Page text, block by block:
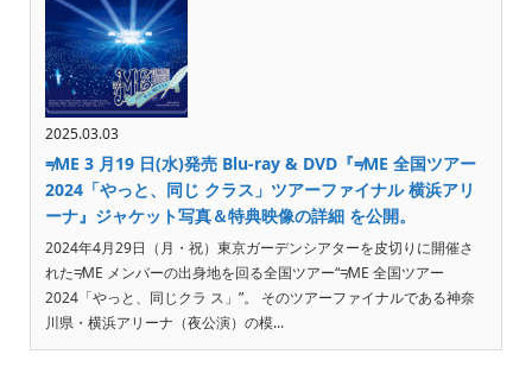
2025.03.03
≠ME 3 ⽉19 ⽇(⽔)発売 Blu-ray & DVD『≠ME 全国ツアー
2024「やっと、同じ クラス」ツアーファイナル 横浜アリ
ーナ』ジャケット写真＆特典映像の詳細 を公開。
2024年4⽉29⽇（⽉・祝）東京ガーデンシアターを⽪切りに開催さ
れた≠ME メンバーの出⾝地を回る全国ツアー“≠ME 全国ツアー
2024「やっと、同じクラ ス」”。 そのツアーファイナルである神奈
川県・横浜アリーナ（夜公演）の模...